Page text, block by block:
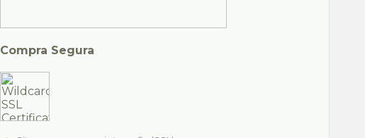
Compra Segura